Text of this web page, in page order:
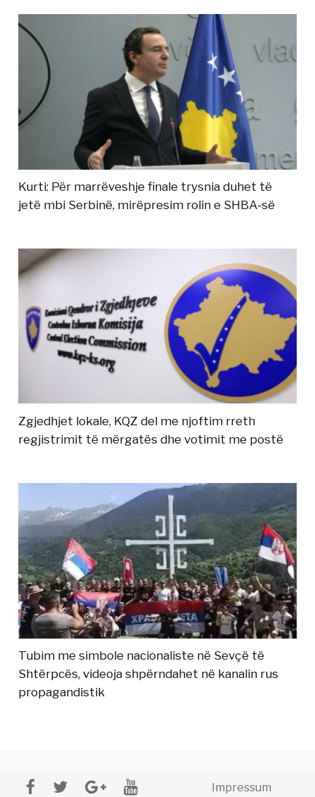
Kurti: Për marrëveshje finale trysnia duhet të
jetë mbi Serbinë, mirëpresim rolin e SHBA-së
Zgjedhjet lokale, KQZ del me njoftim rreth
regjistrimit të mërgatës dhe votimit me postë
Tubim me simbole nacionaliste në Sevçë të
Shtërpcës, videoja shpërndahet në kanalin rus
propagandistik
Impressum